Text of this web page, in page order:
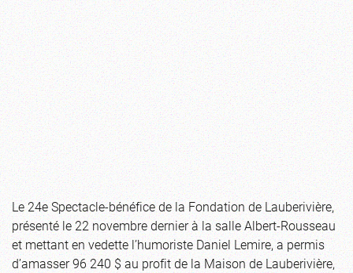
Le 24e Spectacle-bénéfice de la Fondation de Lauberivière,
présenté le 22 novembre dernier à la salle Albert-Rousseau
et mettant en vedette l’humoriste Daniel Lemire, a permis
d’amasser 96 240 $ au profit de la Maison de Lauberivière,